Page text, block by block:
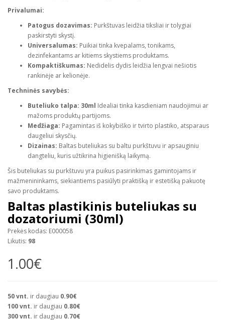
Privalumai:
Patogus dozavimas: Purkštuvas leidžia tiksliai ir tolygiai
paskirstyti skystį.
Universalumas: Puikiai tinka kvepalams, tonikams,
dezinfekantams ar kitiems skystiems produktams.
Kompaktiškumas: Nedidelis dydis leidžia lengvai nešiotis
rankinėje ar kelionėje.
Techninės savybės:
Buteliuko talpa: 30ml Idealiai tinka kasdieniam naudojimui ar
mažoms produktų partijoms.
Medžiaga: Pagamintas iš kokybiško ir tvirto plastiko, atsparaus
daugeliui skysčių.
Dizainas: Baltas buteliukas su baltu purkštuvu ir apsauginiu
dangteliu, kuris užtikrina higienišką laikymą.
Šis buteliukas su purkštuvu yra puikus pasirinkimas gamintojams ir
mažmenininkams, siekiantiems pasiūlyti praktišką ir estetišką pakuotę
savo produktams.
Baltas plastikinis buteliukas su
dozatoriumi (30ml)
Prekės kodas: E000058
Likutis: 98
1.00€
50vnt. ir daugiau 0.90€
100vnt. ir daugiau 0.80€
300vnt. ir daugiau 0.70€